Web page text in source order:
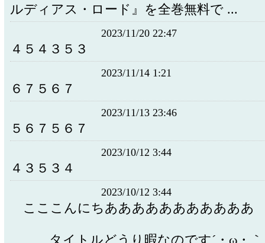
ルディアス・ロード』を全巻無料で ...
2023/11/20 22:47
４５４３５３
2023/11/14 1:21
６７５６７
2023/11/13 23:46
５６７５６７
2023/10/12 3:44
４３５３４
2023/10/12 3:44
こここんにちあああああああああああ
タイトルどうり暇なのです´・ω・｀